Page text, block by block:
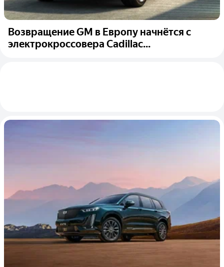
Возвращение GM в Европу начнётся с
электрокроссовера Cadillac...